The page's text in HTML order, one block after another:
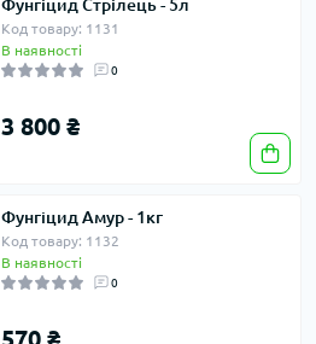
Фунгіцид Стрілець - 5л
Код товару: 1131
В наявності
0
3 800 ₴
Фунгіцид Амур - 1кг
Код товару: 1132
В наявності
0